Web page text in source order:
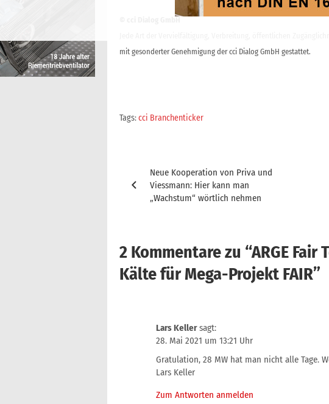
mit gesonderter Genehmigung der cci Dialog GmbH gestattet.
Tags:cci Branchenticker
Neue Kooperation von Priva und
Viessmann: Hier kann man
„Wachstum“ wörtlich nehmen
2 Kommentare zu “ARGE Fair
Kälte für Mega-Projekt FAIR”
Lars Keller sagt:
28. Mai 2021 um 13:21 Uhr
Gratulation, 28 MW hat man nicht alle Tage.
Lars Keller
Zum Antworten anmelden